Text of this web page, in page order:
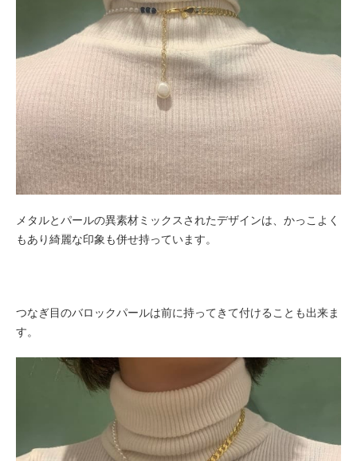
メタルとパールの異素材ミックスされたデザインは、かっこよく
もあり綺麗な印象も併せ持っています。
つなぎ目のバロックパールは前に持ってきて付けることも出来ま
す。